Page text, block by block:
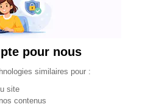
pour nous
du Consentement :
similaires pour :
site
contenus